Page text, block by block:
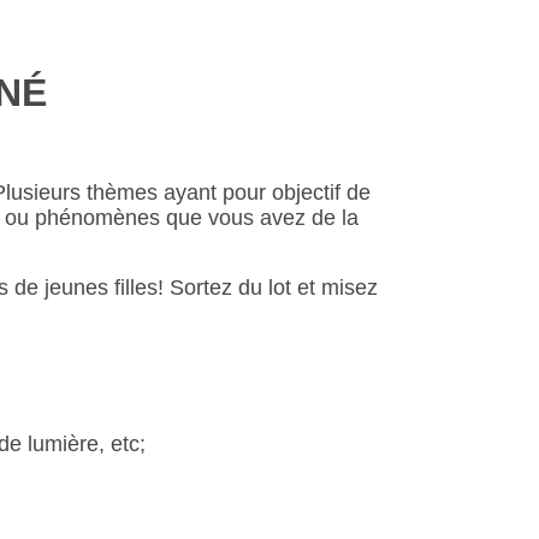
thèmes ayant pour objectif de
phénomènes que vous avez de la
de jeunes filles! Sortez du lot et misez
lumière, etc;